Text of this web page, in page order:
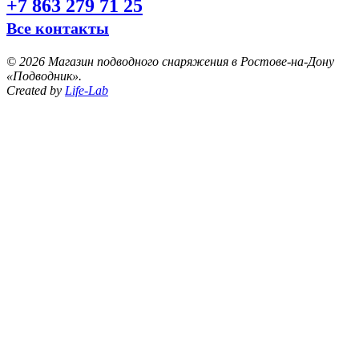
+7 863 279 71 25
Все контакты
© 2026 Магазин подводного снаряжения в Ростове-на-Дону
«Подводник».
Created by Life-Lab